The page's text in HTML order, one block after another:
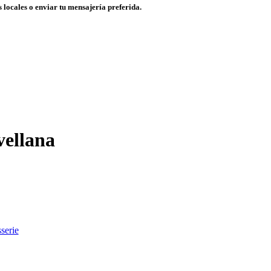
locales o enviar tu mensajería preferida.